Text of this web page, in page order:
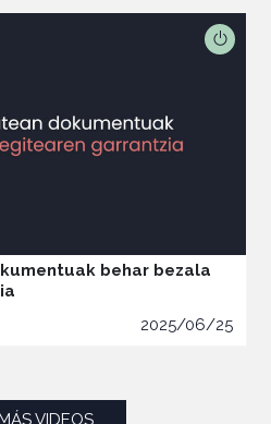
behar bezala
2025/06/25
VIDEOS